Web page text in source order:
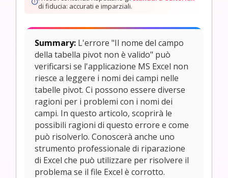
di fiducia: accurati e imparziali.
Summary: L'errore "Il nome del campo
della tabella pivot non è valido" può
verificarsi se l'applicazione MS Excel non
riesce a leggere i nomi dei campi nelle
tabelle pivot. Ci possono essere diverse
ragioni per i problemi con i nomi dei
campi. In questo articolo, scoprirà le
possibili ragioni di questo errore e come
può risolverlo. Conoscerà anche uno
strumento professionale di riparazione
di Excel che può utilizzare per risolvere il
problema se il file Excel è corrotto.